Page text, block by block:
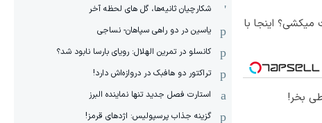
اینجا با
بخر!
شکارچیان ثانیه‌ها، گل های لحظه آخر
یاسین در دو راهی سپاهان- نساجی
کانسلو در تمرین الهلال: رویای بارسا نابود شد؟
تراکتور دو هافبک در دروازه‌اش دارد!
استارت فصل جدید تنها نماینده البرز
گزینه جذاب پرسپولیس: اژدهای قرمز!